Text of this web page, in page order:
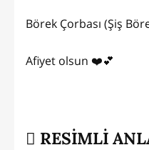
Börek Çorbası (Şiş
Afiyet olsun ❤️💕
RESİMLİ